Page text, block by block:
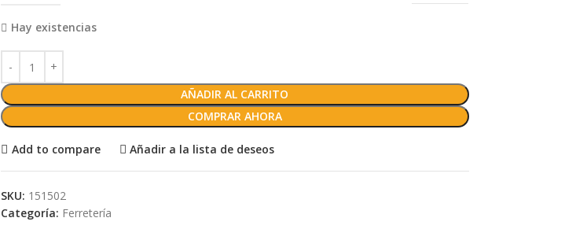
Hay existencias
AÑADIR AL CARRITO
COMPRAR AHORA
Add to compare Añadir a la lista de deseos
SKU: 151502
Categoría: Ferretería